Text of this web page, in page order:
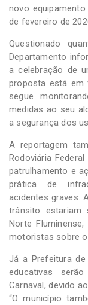
novo
de fevereiro de
Questionado
Departamento
a celebração de
proposta está em
segue
medidas ao seu
a segurança dos
A reportagem
Rodoviária
patrulhamento e
prática de
acidentes graves.
trânsito estariam
Norte
motoristas sobre
Já a Prefeitura
educativas
Carnaval, devido
“O município